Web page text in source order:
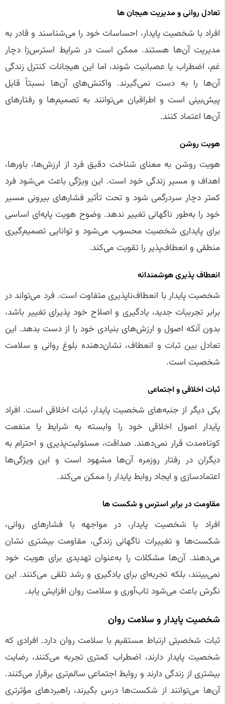
تعادل روانی و مدیریت هیجان‌ ها
افراد با شخصیت پایدار، احساسات خود را می‌شناسند و قادر به
مدیریت آن‌ها هستند. ممکن است در شرایط استرس‌زا دچار
غم، اضطراب یا عصبانیت شوند، اما این هیجانات کنترل زندگی
آن‌ها را به دست نمی‌گیرند. واکنش‌های آن‌ها نسبتاً قابل
پیش‌بینی است و اطرافیان می‌توانند به تصمیم‌ها و رفتارهای
آن‌ها اعتماد کنند.
هویت روشن
هویت روشن به معنای شناخت دقیق فرد از ارزش‌ها، باورها،
اهداف و مسیر زندگی خود است. این ویژگی باعث می‌شود فرد
کمتر دچار سردرگمی شود و تحت تأثیر فشارهای بیرونی مسیر
خود را به‌طور ناگهانی تغییر ندهد. وضوح هویت پایه‌ای اساسی
برای پایداری شخصیت محسوب می‌شود و توانایی تصمیم‌گیری
منطقی و انعطاف‌پذیر را تقویت می‌کند.
انعطاف‌ پذیری هوشمندانه
شخصیت پایدار با انعطاف‌ناپذیری متفاوت است. فرد می‌تواند در
برابر تجربیات جدید، یادگیری و اصلاح خود پذیرای تغییر باشد،
بدون آنکه اصول و ارزش‌های بنیادی خود را از دست بدهد. این
تعادل بین ثبات و انعطاف، نشان‌دهنده بلوغ روانی و سلامت
شخصیت است.
ثبات اخلاقی و اجتماعی
یکی دیگر از جنبه‌های شخصیت پایدار، ثبات اخلاقی است. افراد
پایدار اصول اخلاقی خود را وابسته به شرایط یا منفعت
کوتاه‌مدت قرار نمی‌دهند. صداقت، مسئولیت‌پذیری و احترام به
دیگران در رفتار روزمره آن‌ها مشهود است و این ویژگی‌ها
اعتمادسازی و ایجاد روابط پایدار را ممکن می‌کند.
مقاومت در برابر استرس و شکست‌ ها
افراد با شخصیت پایدار، در مواجهه با فشارهای روانی،
شکست‌ها و تغییرات ناگهانی زندگی، مقاومت بیشتری نشان
می‌دهند. آن‌ها مشکلات را به‌عنوان تهدیدی برای هویت خود
نمی‌بینند، بلکه تجربه‌ای برای یادگیری و رشد تلقی می‌کنند. این
نگرش باعث می‌شود تاب‌آوری و سلامت روان افزایش یابد.
شخصیت پایدار و سلامت روان
ثبات شخصیتی ارتباط مستقیم با سلامت روان دارد. افرادی که
شخصیت پایدار دارند، اضطراب کمتری تجربه می‌کنند، رضایت
بیشتری از زندگی دارند و روابط اجتماعی سالم‌تری برقرار می‌کنند.
آن‌ها می‌توانند از شکست‌ها درس بگیرند، راهبردهای مؤثرتری